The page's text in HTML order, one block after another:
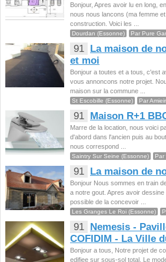
Bonjour, Apres avoir lu en long,
nous nous lancons (ma femme
construction. Voici les ...
Dourdan (Essonne) Par Pure
91
La maison de
et moi
Bonjour a toutes et a tous, c'est
vous annoncons notre projet.
maison sur la commune ...
St Escobille (Essonne) Par
91 Maison R+1
Marre de la location, nous voici
d'abord dans l'ancien puis au
nous correspond ...
Saintry Sur Seine (Essonne) Par
91 La maison de
Bonjour Nous sommes en train
a notre gout. Apres avoir
possible de la concevoir ...
Les Granges Le Roi (Essonne)
91
Nemesis -
COFIDIM - La Ville
Bonjour a tous, Notre projet de
edifiee sur sous-sol total. Le